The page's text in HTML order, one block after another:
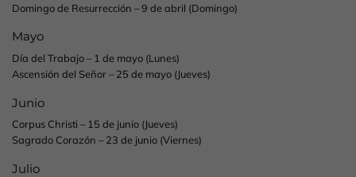
Domingo de Resurrección – 9 de abril (Domingo)
Mayo
Día del Trabajo – 1 de mayo (Lunes)
Ascensión del Señor – 25 de mayo (Jueves)
Junio
Corpus Christi – 15 de junio (Jueves)
Sagrado Corazón – 23 de junio (Viernes)
Julio